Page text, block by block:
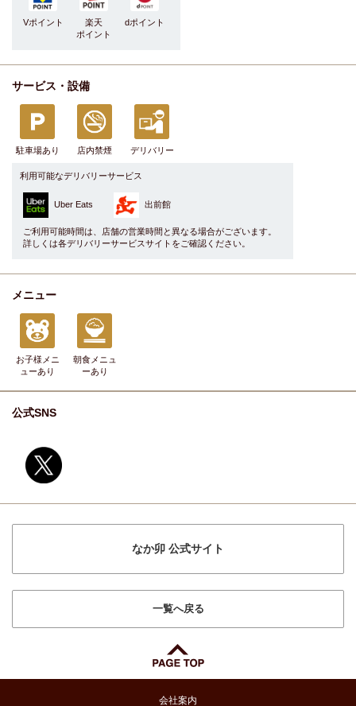
Vポイント
楽天
ポイント
dポイント
サービス・設備
駐車場あり 店内禁煙 デリバリー
利用可能なデリバリーサービス
Uber Eats 出前館
ご利用可能時間は、店舗の営業時間と異なる場合がございます。
詳しくは各デリバリーサービスサイトをご確認ください。
メニュー
お子様メニ
ューあり
朝食メニュ
ーあり
公式SNS
なか卯 公式サイト
一覧へ戻る
会社案内